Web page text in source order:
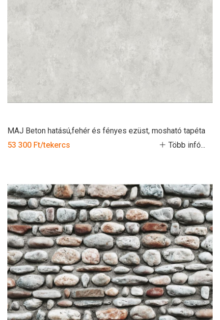
MAJ Beton hatású,fehér és fényes ezüst, mosható tapéta
53 300 Ft/tekercs
Több infó...